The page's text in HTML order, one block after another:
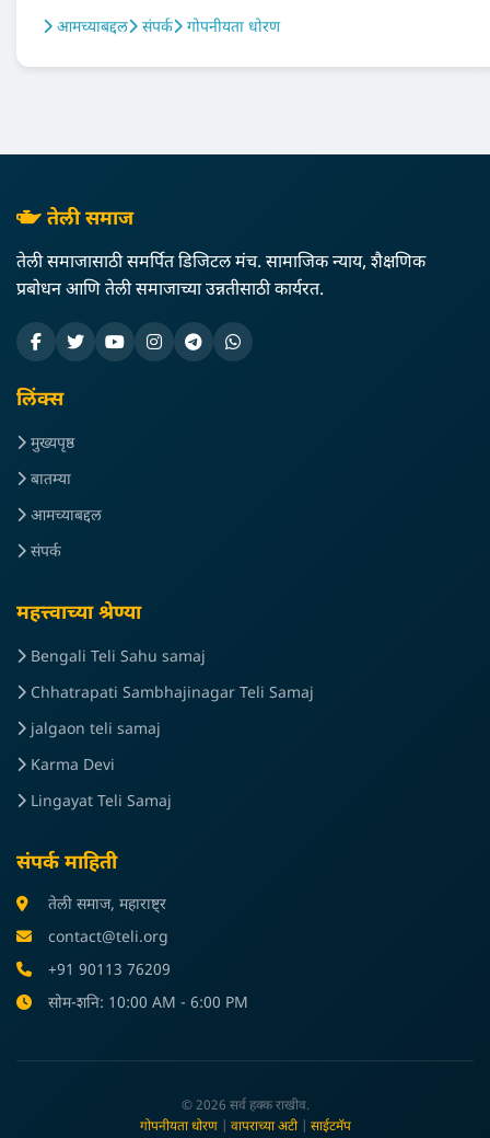
आमच्याबद्दल
संपर्क गोपनीयता धोरण
तेली समाज
तेली समाजासाठी समर्पित डिजिटल मंच. सामाजिक न्याय, शैक्षणिक
प्रबोधन आणि तेली समाजाच्या उन्नतीसाठी कार्यरत.
लिंक्स
मुख्यपृष्ठ
बातम्या
आमच्याबद्दल
संपर्क
महत्त्वाच्या श्रेण्या
Bengali Teli Sahu samaj
Chhatrapati Sambhajinagar Teli Samaj
jalgaon teli samaj
Karma Devi
Lingayat Teli Samaj
संपर्क माहिती
तेली समाज, महाराष्ट्र
contact@teli.org
+91 90113 76209
सोम-शनि: 10:00 AM - 6:00 PM
© 2026 सर्व हक्क राखीव.
गोपनीयता धोरण| वापराच्या अटी| साईटमॅप